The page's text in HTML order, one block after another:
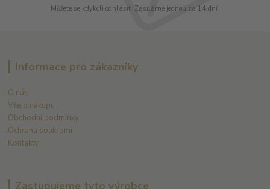
Můžete se kdykoli odhlásit. Zasíláme jednou za 14 dní.
Informace pro zákazníky
O nás
Vše o nákupu
Obchodní podmínky
Ochrana soukromí
Kontakty